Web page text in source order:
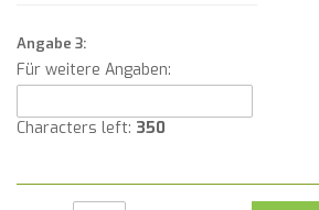
Angabe 3:
Für weitere Angaben:
Characters left: 350